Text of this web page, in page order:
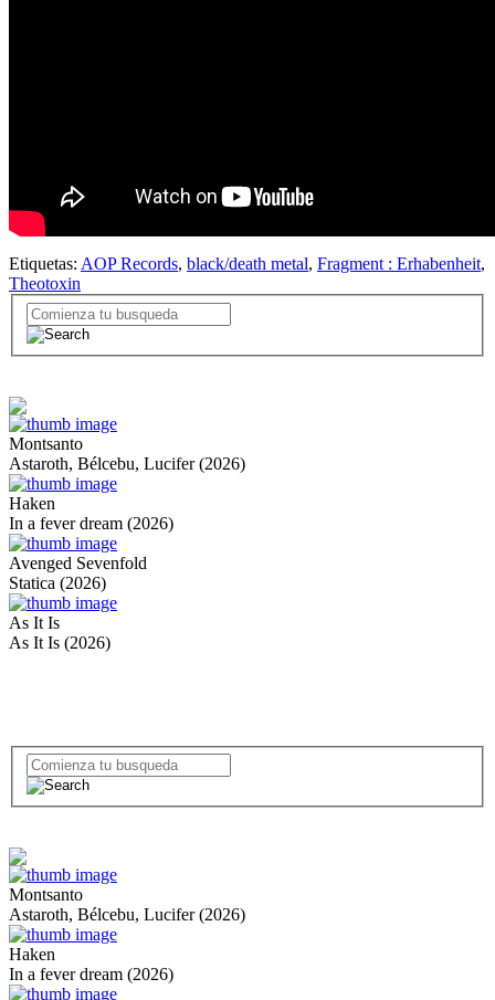
Etiquetas: AOP Records, black/death metal, Fragment : Erhabenheit,
Theotoxin
Montsanto
Astaroth, Bélcebu, Lucifer (2026)
Haken
In a fever dream (2026)
Avenged Sevenfold
Statica (2026)
As It Is
As It Is (2026)
Montsanto
Astaroth, Bélcebu, Lucifer (2026)
Haken
In a fever dream (2026)